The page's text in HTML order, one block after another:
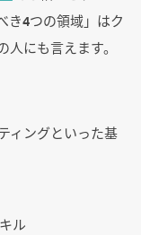
き4つの領域」はク
にも言えます。
ィングといった基
ル